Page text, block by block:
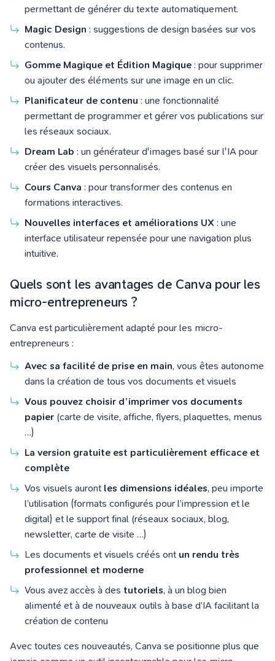
permettant de générer du texte automatiquement.
Magic Design : suggestions de design basées sur vos
contenus.
Gomme Magique et Édition Magique : pour supprimer
ou ajouter des éléments sur une image en un clic.
Planificateur de contenu : une fonctionnalité
permettant de programmer et gérer vos publications sur
les réseaux sociaux.
Dream Lab : un générateur d'images basé sur l'IA pour
créer des visuels personnalisés.
Cours Canva : pour transformer des contenus en
formations interactives.
Nouvelles interfaces et améliorations UX : une
interface utilisateur repensée pour une navigation plus
intuitive.
Quels sont les avantages de Canva pour les
micro-entrepreneurs ?
Canva est particulièrement adapté pour les micro-
entrepreneurs :
Avec sa facilité de prise en main, vous êtes autonome
dans la création de tous vos documents et visuels
Vous pouvez choisir d’imprimer vos documents
papier (carte de visite, affiche, flyers, plaquettes, menus
…)
La version gratuite est particulièrement efficace et
complète
Vos visuels auront les dimensions idéales, peu importe
l’utilisation (formats configurés pour l’impression et le
digital) et le support final (réseaux sociaux, blog,
newsletter, carte de visite …)
Les documents et visuels créés ont un rendu très
professionnel et moderne
Vous avez accès à des tutoriels, à un blog bien
alimenté et à de nouveaux outils à base d’IA facilitant la
création de contenu
Avec toutes ces nouveautés, Canva se positionne plus que